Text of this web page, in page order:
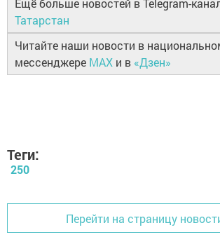
Ещё больше новостей в Telegram-
Татарстан
Читайте наши новости в
мессенджере MAX и в «Дзен»
Теги:
250
Перейти на страницу